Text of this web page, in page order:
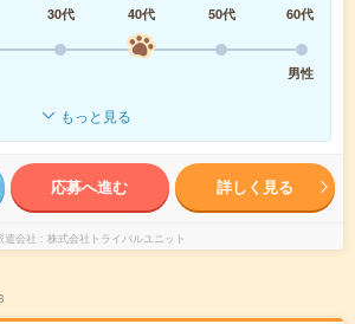
30代 40代 50代
60代
男性
もっと見る
応募へ進む 詳しく見る
遣会社 株式会社トライバルユニット